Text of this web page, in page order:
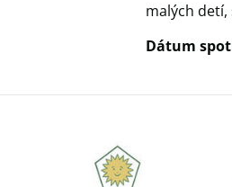
malých
Dátum